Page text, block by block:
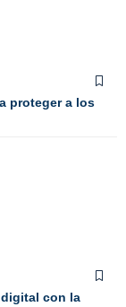
proteger a los
con la